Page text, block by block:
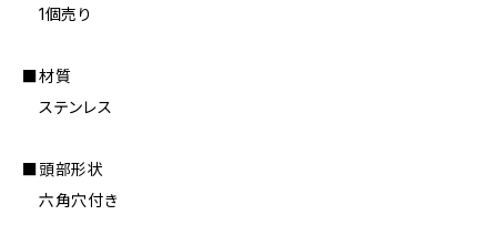
1個売り
■材質
ステンレス
■頭部形状
六角穴付き